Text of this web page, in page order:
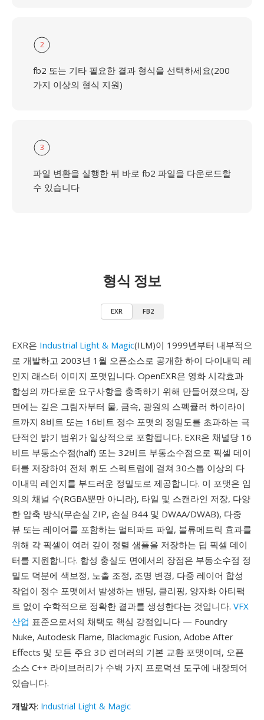
2
fb2 또는 기타 필요한 결과 형식을 선택하세요(200
가지 이상의 형식 지원)
3
파일 변환을 실행한 뒤 바로 fb2 파일을 다운로드할
수 있습니다
형식 정보
EXR FB2
EXR은 Industrial Light & Magic(ILM)이 1999년부터 내부적으
로 개발하고 2003년 1월 오픈소스로 공개한 하이 다이내믹 레
인지 래스터 이미지 포맷입니다. OpenEXR은 영화 시각효과
합성의 까다로운 요구사항을 충족하기 위해 만들어졌으며, 장
면에는 깊은 그림자부터 물, 금속, 광원의 스펙큘러 하이라이
트까지 8비트 또는 16비트 정수 포맷의 정밀도를 초과하는 극
단적인 밝기 범위가 일상적으로 포함됩니다. EXR은 채널당 16
비트 부동소수점(half) 또는 32비트 부동소수점으로 픽셀 데이
터를 저장하여 전체 휘도 스펙트럼에 걸쳐 30스톱 이상의 다
이내믹 레인지를 부드러운 정밀도로 제공합니다. 이 포맷은 임
의의 채널 수(RGBA뿐만 아니라), 타일 및 스캔라인 저장, 다양
한 압축 방식(무손실 ZIP, 손실 B44 및 DWAA/DWAB), 다중
뷰 또는 레이어를 포함하는 멀티파트 파일, 볼류메트릭 효과를
위해 각 픽셀이 여러 깊이 정렬 샘플을 저장하는 딥 픽셀 데이
터를 지원합니다. 합성 충실도 면에서의 장점은 부동소수점 정
밀도 덕분에 색보정, 노출 조정, 조명 변경, 다중 레이어 합성
작업이 정수 포맷에서 발생하는 밴딩, 클리핑, 양자화 아티팩
트 없이 수학적으로 정확한 결과를 생성한다는 것입니다. VFX
산업 표준으로서의 채택도 핵심 강점입니다 — Foundry
Nuke, Autodesk Flame, Blackmagic Fusion, Adobe After
Effects 및 모든 주요 3D 렌더러의 기본 교환 포맷이며, 오픈
소스 C++ 라이브러리가 수백 가지 프로덕션 도구에 내장되어
있습니다.
개발자: Industrial Light & Magic